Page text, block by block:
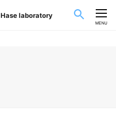
CLOSE
MENU
Hase laboratory